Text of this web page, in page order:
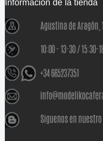
Información de la tienda